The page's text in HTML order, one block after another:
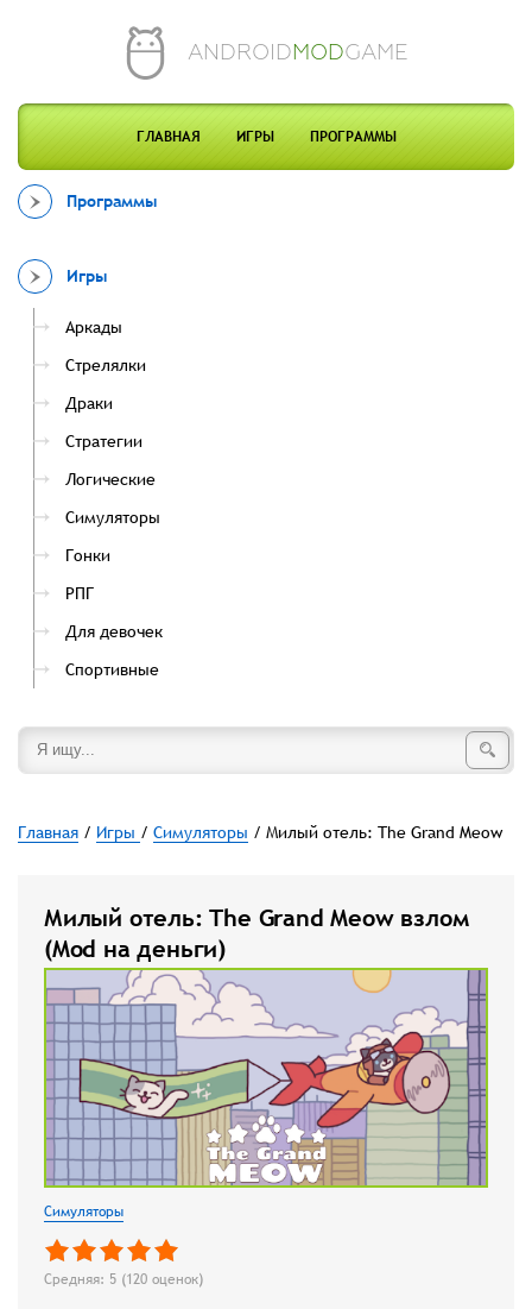
ANDROIDMODGAME
ГЛАВНАЯ ИГРЫ ПРОГРАММЫ
Программы
Игры
Аркады
Стрелялки
Драки
Стратегии
Логические
Симуляторы
Гонки
РПГ
Для девочек
Спортивные
Главная / Игры / Симуляторы / Милый отель: The Grand Meow
Милый отель: The Grand Meow взлом
(Mod на деньги)
Симуляторы
Средняя: 5 (120 оценок)